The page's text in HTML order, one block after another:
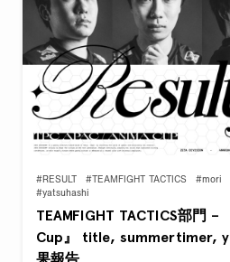
#RESULT #TEAMFIGHT TACTICS #mori
#yatsuhashi
TEAMFIGHT TACTICS部門 –
Cup』 title, summertimer,